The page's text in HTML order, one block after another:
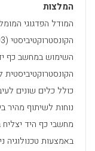
המלצות
המודל הפדגוגי
הקונסטרוקטיביסטי (
השימוש במחשב כף
כולל כלים שונים
נוחות לשיתוף מהיר
מחשבי כף היד יצליח
באמצעות טכנולוגיה